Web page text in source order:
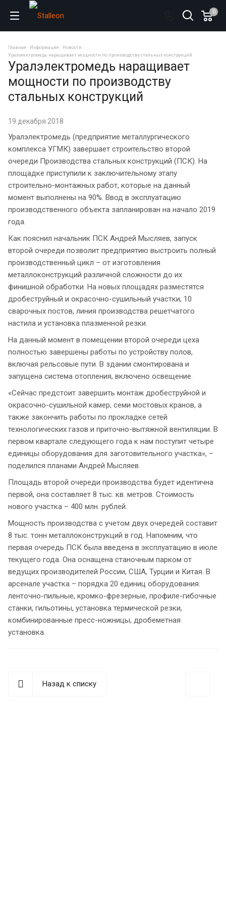
0
Главная Информация
Новости
Уралэлектромедь наращивает мощности по производству стальных конструкций
Уралэлектромедь наращивает
мощности по производству
стальных конструкций
19 декабря 2018
Уралэлектромедь (предприятие металлургического
комплекса УГМК) завершает строительство второй
очереди Производства стальных конструкций (ПСК). На
площадке приступили к заключительному этапу
строительно-монтажных работ, которые на данный
момент выполнены на 90%. Ввод в эксплуатацию
производственного объекта запланирован на начало 2019
года.
Как пояснил начальник ПСК Андрей Мысляев, запуск
второй очереди позволит предприятию выстроить полный
производственный цикл – от изготовления
металлоконструкций различной сложности до их
финишной обработки. На новых площадях разместятся
дробеструйный и окрасочно-сушильный участки, 10
сварочных постов, линия производства решетчатого
настила и установка плазменной резки.
На данный момент в помещении второй очереди цеха
полностью завершены работы по устройству полов,
включая рельсовые пути. В здании смонтирована и
запущена система отопления, включено освещение.
«Сейчас предстоит завершить монтаж дробеструйной и
окрасочно-сушильной камер, семи мостовых кранов, а
также закончить работы по прокладке сетей
технологических газов и приточно-вытяжной вентиляции. В
первом квартале следующего года к нам поступит четыре
единицы оборудования для заготовительного участка», –
поделился планами Андрей Мысляев.
Площадь второй очереди производства будет идентична
первой, она составляет 8 тыс. кв. метров. Стоимость
нового участка – 400 млн. рублей.
Мощность производства с учетом двух очередей составит
8 тыс. тонн металлоконструкций в год. Напомним, что
первая очередь ПСК была введена в эксплуатацию в июле
текущего года. Она оснащена станочным парком от
ведущих производителей России, США, Турции и Китая. В
арсенале участка – порядка 20 единиц оборудования:
ленточно-пильные, кромко-фрезерные, профиле-гибочные
станки, гильотины, установка термической резки,
комбинированные пресс-ножницы, дробеметная
установка.
Назад к списку